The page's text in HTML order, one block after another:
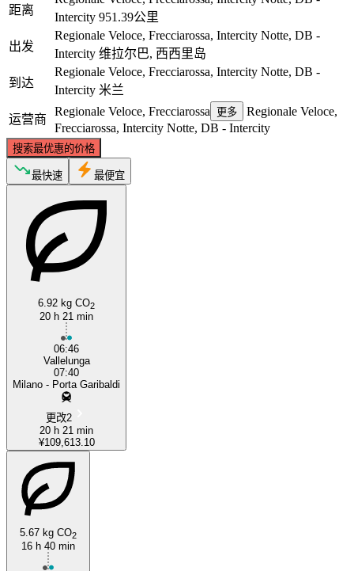
距离
Intercity 951.39公里
出发
Regionale Veloce, Frecciarossa, Intercity Notte, DB -
Intercity 维拉尔巴, 西西里岛
到达
Regionale Veloce, Frecciarossa, Intercity Notte, DB -
Intercity 米兰
运营商
Regionale Veloce, Frecciarossa 更多
Regionale Veloce,
Frecciarossa, Intercity Notte, DB - Intercity
搜索最优惠的价格
最快速 最便宜
6.92 kg CO2
20 h 21 min
06:46
Vallelunga
07:40
Milano - Porta Garibaldi
更改2
20 h 21 min
¥109,613.10
5.67 kg CO2
16 h 40 min